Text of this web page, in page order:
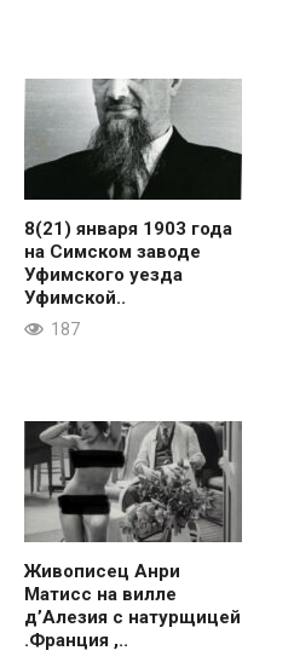
8(21) января 1903 года
на Симском заводе
Уфимского уезда
Уфимской..
187
Живописец Анри
Матисс на вилле
д’Алезия с натурщицей
.Франция ,..